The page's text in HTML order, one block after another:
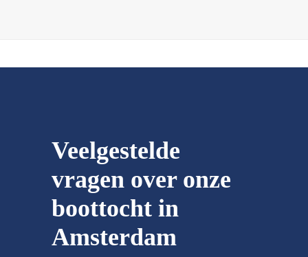
Veelgestelde
vragen over onze
boottocht in
Amsterdam